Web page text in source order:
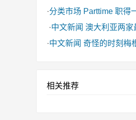
·分类市场 Parttime 职得
·中文新闻 澳大利亚两家
·中文新闻 奇怪的时刻梅
相关推荐